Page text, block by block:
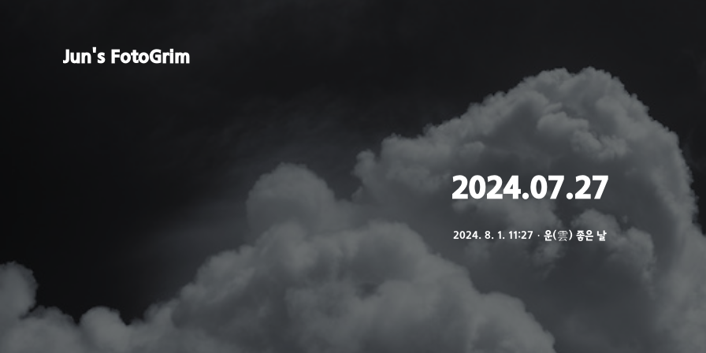
Jun's FotoGrim
2024.07.27
2024. 8. 1. 11:27 ㆍ 운(雲) 좋은 날